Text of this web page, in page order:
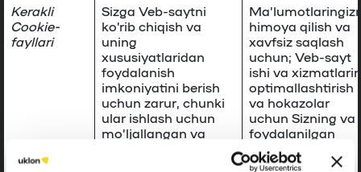
Kerakli
Cookie-
fayllari
Sizga Veb-saytni
ko’rib chiqish va
uning
xususiyatlaridan
foydalanish
imkoniyatini berish
uchun zarur, chunki
ular ishlash uchun
mo’ljallangan va
himoya qilish va
xavfsiz saqlash
uchun; Veb-sayt
ishi va
optimallashtirish
va hokazolar
uchun Sizning va
foydalanilgan
qurilmangiz
ma`lumotlarini